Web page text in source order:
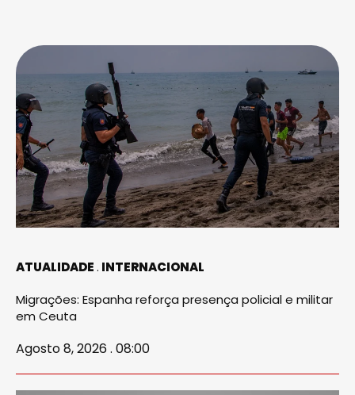
ATUALIDADE INTERNACIONAL
Migrações: Espanha reforça presença policial e militar
em Ceuta
Agosto 8, 2026 . 08:00